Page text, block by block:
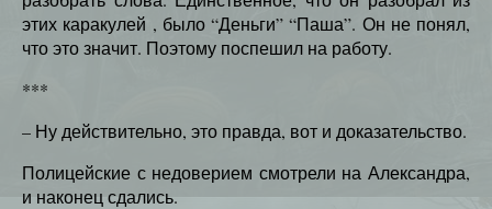
этих каракулей , было “Деньги” “Паша”. Он не понял,
что это значит. Поэтому поспешил на работу.
***
– Ну действительно, это правда, вот и доказательство.
Полицейские с недоверием смотрели на Александра,
и наконец сдались.